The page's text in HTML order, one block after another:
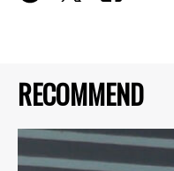
RECOMMEND